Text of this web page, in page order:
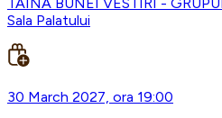
Sala Palatului
30 March 2027, ora 19:00